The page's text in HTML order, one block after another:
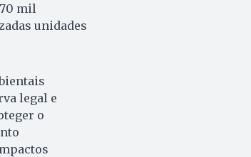
mil
unidades
legal e
o